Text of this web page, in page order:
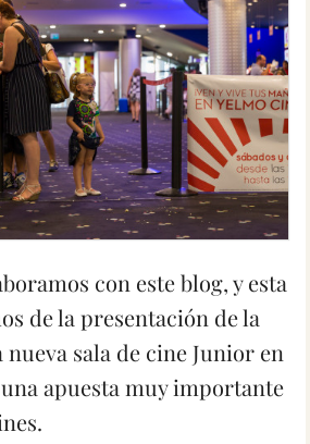
con este blog, y esta
de la presentación de la
sala de cine Junior en
apuesta muy importante